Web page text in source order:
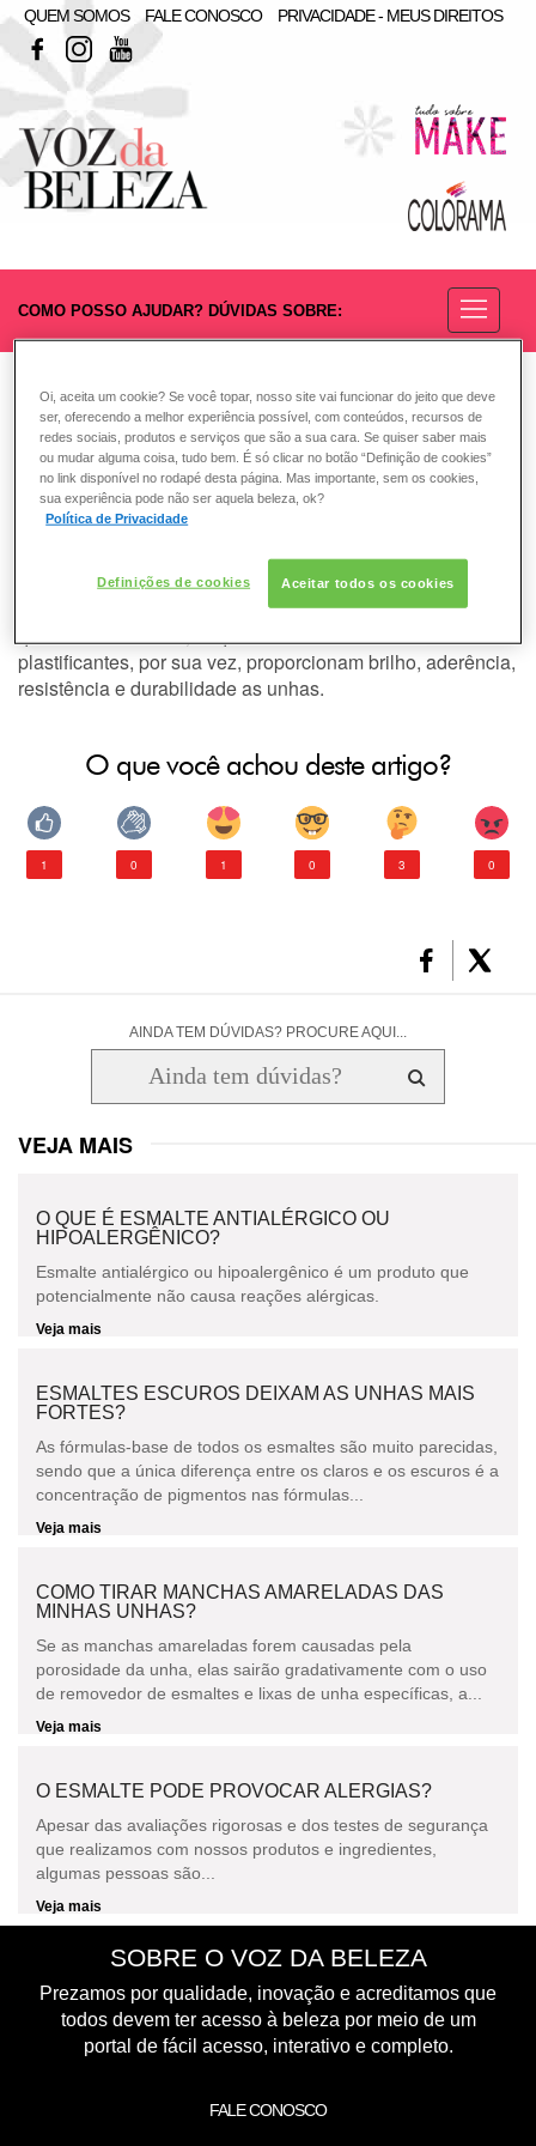
QUEM SOMOS FALE CONOSCO
PRIVACIDADE - MEUS DIREITOS
FACEBOOKINSTAGRAMYOUTUBE
COMO POSSO AJUDAR? DÚVIDAS SOBRE:
Esmaltes podem deixar as unhas
quebradiças ou fracas?
Em primeiro lugar, é preciso entender do que são feitos os
esmaltes. Esses preciosos artigos de beleza são formados
a partir de alguns dos seguintes produtos básicos: as
nutriceluloses são as substâncias que formam a película
que cobre as unhas; enquanto as resinas e os
plastificantes, por sua vez, proporcionam brilho, aderência,
resistência e durabilidade as unhas.
O que você achou deste artigo?
1 0 1 0 3 0
AINDA TEM DÚVIDAS? PROCURE AQUI...
VEJA MAIS
O QUE É ESMALTE ANTIALÉRGICO OU
HIPOALERGÊNICO?
Esmalte antialérgico ou hipoalergênico é um produto que
potencialmente não causa reações alérgicas.
Veja mais
ESMALTES ESCUROS DEIXAM AS UNHAS MAIS
FORTES?
As fórmulas-base de todos os esmaltes são muito parecidas,
sendo que a única diferença entre os claros e os escuros é a
concentração de pigmentos nas fórmulas...
Veja mais
COMO TIRAR MANCHAS AMARELADAS DAS
MINHAS UNHAS?
Se as manchas amareladas forem causadas pela
porosidade da unha, elas sairão gradativamente com o uso
de removedor de esmaltes e lixas de unha específicas, a...
Veja mais
O ESMALTE PODE PROVOCAR ALERGIAS?
Apesar das avaliações rigorosas e dos testes de segurança
que realizamos com nossos produtos e ingredientes,
algumas pessoas são...
Veja mais
SOBRE O VOZ DA BELEZA
Prezamos por qualidade, inovação e acreditamos que
todos devem ter acesso à beleza por meio de um
portal de fácil acesso, interativo e completo.
FALE CONOSCO
Oi, aceita um cookie? Se você topar, nosso site vai funcionar do jeito que deve
ser, oferecendo a melhor experiência possível, com conteúdos, recursos de
redes sociais, produtos e serviços que são a sua cara. Se quiser saber mais
ou mudar alguma coisa, tudo bem. É só clicar no botão “Definição de cookies”
no link disponível no rodapé desta página. Mas importante, sem os cookies,
sua experiência pode não ser aquela beleza, ok?
Política de Privacidade
Definições de cookies Aceitar todos os cookies